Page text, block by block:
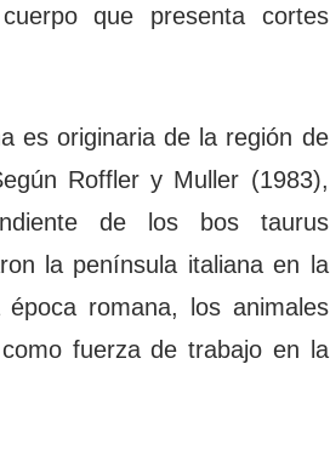
que presenta cortes
es originaria de la región de
Roffler y Muller (1983),
de los bos taurus
la península italiana en la
romana, los animales
fuerza de trabajo en la